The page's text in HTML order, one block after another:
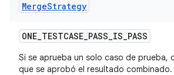
MergeStrategy
ONE_TESTCASE_PASS_IS_PASS
Si se aprueba un solo caso de prueba,
que se aprobó el resultado combinado.